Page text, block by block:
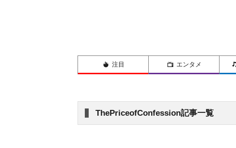
注目 エンタメ
ThePriceofConfession記事一覧